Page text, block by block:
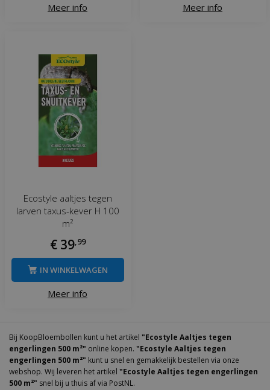
Meer info Meer info
Ecostyle aaltjes tegen
larven taxus-kever H 100
m²
€ 39, 99
Meer info
IN WINKELWAGEN
Bij KoopBloembollen kunt u het artikel "Ecostyle Aaltjes tegen
engerlingen 500 m²" online kopen. "Ecostyle Aaltjes tegen
engerlingen 500 m²" kunt u snel en gemakkelijk bestellen via onze
webshop. Wij leveren het artikel "Ecostyle Aaltjes tegen engerlingen
500 m²" snel bij u thuis af via PostNL.